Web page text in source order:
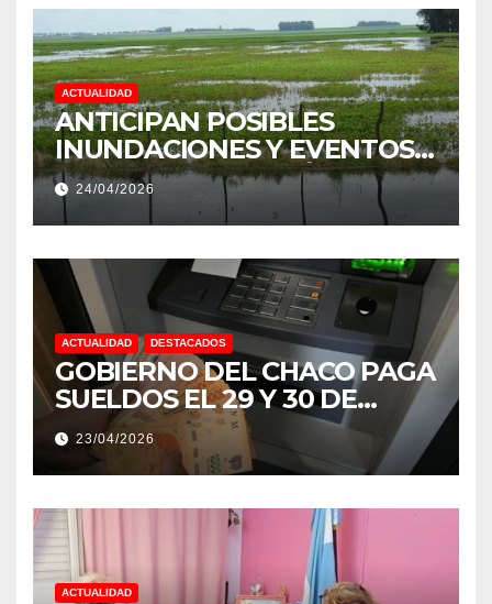
ACTUALIDAD
ANTICIPAN POSIBLES
INUNDACIONES Y EVENTOS
EXTREMOS: “PODRÍA SER UN
NIÑO MUY IMPORTANTE”
24/04/2026
ACTUALIDAD DESTACADOS
GOBIERNO DEL CHACO PAGA
SUELDOS EL 29 Y 30 DE
ABRIL, CON EL 2% DE
AUMENTO
23/04/2026
ACTUALIDAD